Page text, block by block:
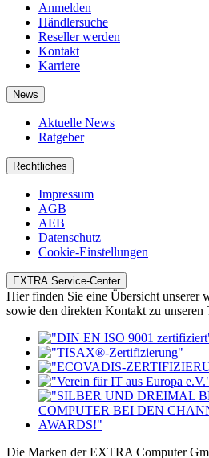
Anmelden
Händlersuche
Reseller werden
Kontakt
Karriere
News
Aktuelle News
Ratgeber
Rechtliches
Impressum
AGB
AEB
Datenschutz
Cookie-Einstellungen
EXTRA Service-Center
Hier finden Sie eine Übersicht unserer
sowie den direkten Kontakt zu unseren
Die Marken der EXTRA Computer